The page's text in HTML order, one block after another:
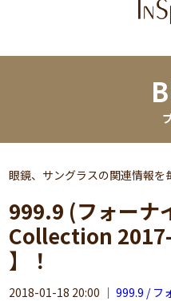
眼鏡、サングラスの関連情報を
999.9 (フォーナ
Collection
】！
2018-01-18 20:00 ｜999.9 / フ